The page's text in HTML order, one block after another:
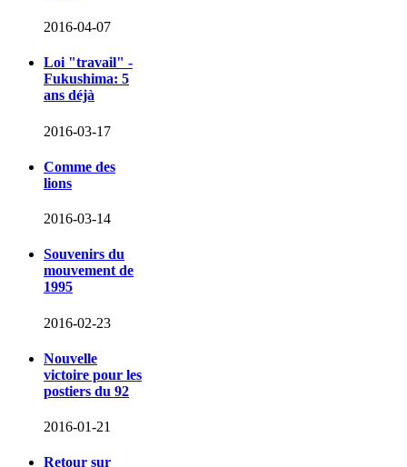
2016-04-07
Loi "travail" -
Fukushima: 5
ans déjà
2016-03-17
Comme des
lions
2016-03-14
Souvenirs du
mouvement de
1995
2016-02-23
Nouvelle
victoire pour les
postiers du 92
2016-01-21
Retour sur